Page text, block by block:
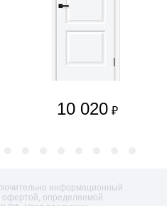
10 020 ₽
информационный
офертой, определяемой